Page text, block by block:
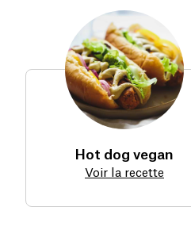
Hot dog vegan
Voir la recette